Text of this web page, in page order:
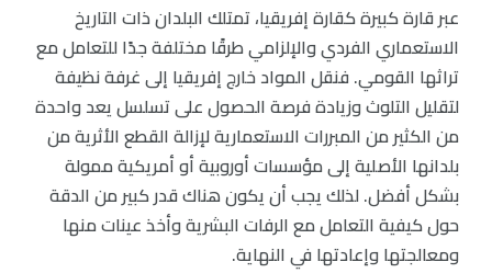
عبر قارة كبيرة كقارة إفريقيا، تمتلك البلدان ذات التاريخ
الاستعماري الفردي والإلزامي طرقًا مختلفة جدًا للتعامل مع
تراثها القومي. فنقل المواد خارج إفريقيا إلى غرفة نظيفة
لتقليل التلوث وزيادة فرصة الحصول على تسلسل يعد واحدة
من الكثير من المبررات الاستعمارية لإزالة القطع الأثرية من
بلدانها الأصلية إلى مؤسسات أوروبية أو أمريكية ممولة
بشكل أفضل. لذلك يجب أن يكون هناك قدر كبير من الدقة
حول كيفية التعامل مع الرفات البشرية وأخذ عينات منها
ومعالجتها وإعادتها في النهاية.